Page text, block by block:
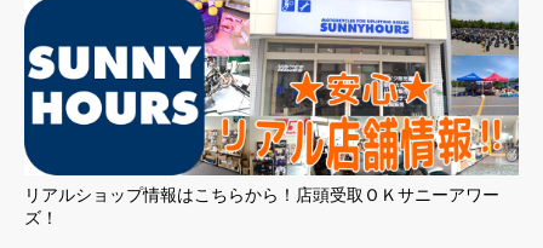
リアルショップ情報はこちらから！店頭受取ＯＫサニーアワー
ズ！